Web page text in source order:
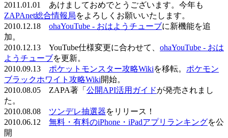
2011.01.01 あけましておめでとうございます。今年も
ZAPAnet総合情報局をよろしくお願いいたします。
2010.12.18 ohaYouTube - おはようチューブに新機能を追
加。
2010.12.13 YouTube仕様変更に合わせて、 ohaYouTube - おは
ようチューブを更新。
2010.09.13 ポケットモンスター攻略Wikiを移転。 ポケモン
ブラックホワイト攻略Wiki開始。
2010.08.05 ZAPA著「 公開API活用ガイドが発売されまし
た。
2010.08.08 ツンデレ抽選器をリリース！
2010.06.12 無料・有料のiPhone・iPadアプリランキングを公
開